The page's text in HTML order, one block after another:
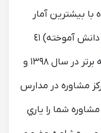
بیشترین آمار
قبولي در سه سال گذشته (بیش از ١٥٠ دانش آموخته) ٤١
پذیرفته شده در رشته پزشكي و ٥٧ رتبه برتر در سال ١۳۹٨ و
مشاوره در مدارس
شما را یاري